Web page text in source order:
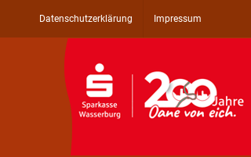
Datenschutzerklärung Impressum